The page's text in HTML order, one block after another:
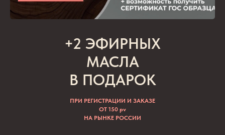
+2 ЭФИРНЫХ
МАСЛА
В ПОДАРОК
ПРИ РЕГИСТРАЦИИ И ЗАКАЗЕ
ОТ 150 pv
НА РЫНКЕ РОССИИ